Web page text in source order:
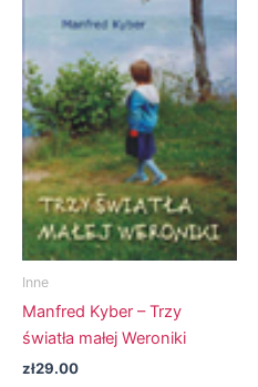
Inne
Manfred Kyber – Trzy
światła małej Weroniki
zł29.00